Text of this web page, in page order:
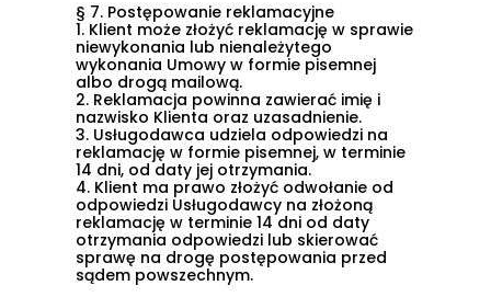
§ 7. Postępowanie reklamacyjne
1. Klient może złożyć reklamację w sprawie
niewykonania lub nienależytego
wykonania Umowy w formie pisemnej
albo drogą mailową.
2. Reklamacja powinna zawierać imię i
nazwisko Klienta oraz uzasadnienie.
3. Usługodawca udziela odpowiedzi na
reklamację w formie pisemnej, w terminie
14 dni, od daty jej otrzymania.
4. Klient ma prawo złożyć odwołanie od
odpowiedzi Usługodawcy na złożoną
reklamację w terminie 14 dni od daty
otrzymania odpowiedzi lub skierować
sprawę na drogę postępowania przed
sądem powszechnym.